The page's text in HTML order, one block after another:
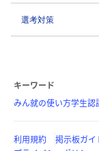
選考対策
キーワード
みん就の使い方学生認
利用規約 掲示板ガイ